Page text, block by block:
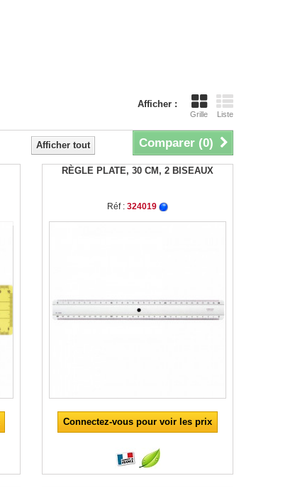
Afficher :
Grille Liste
Comparer (0)
Afficher tout
RÈGLE PLATE, 30 CM, 2 BISEAUX
Réf : 324019
Connectez-vous pour voir les prix